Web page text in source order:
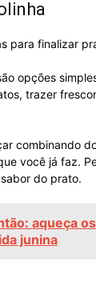
para finalizar
opções
trazer
combinando
você já faz.
do prato.
aqueça
junina